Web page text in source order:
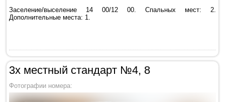
Заселение/выселение 14 00/12 00. Спальных мест: 2.
Дополнительные места: 1.
3х местный стандарт №4, 8
Фотографии номера: